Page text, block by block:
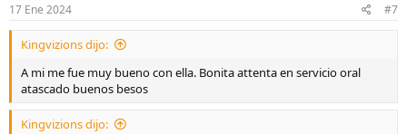
17 Ene 2024 #7
Kingvizions dijo:
A mi me fue muy bueno con ella. Bonita attenta en servicio oral
atascado buenos besos
Kingvizions dijo: